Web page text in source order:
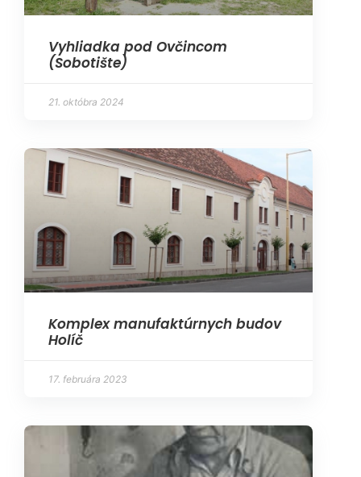
Vyhliadka pod Ovčincom
(Sobotište)
21. októbra 2024
Komplex manufaktúrnych budov
Holíč
17. februára 2023